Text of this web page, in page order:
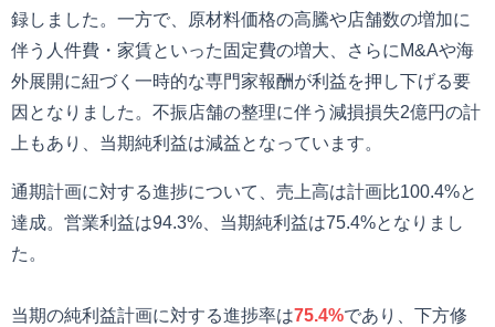
録しました。一方で、原材料価格の高騰や店舗数の増加に
伴う人件費・家賃といった固定費の増大、さらにM&Aや海
外展開に紐づく一時的な専門家報酬が利益を押し下げる要
因となりました。不振店舗の整理に伴う減損損失2億円の計
上もあり、当期純利益は減益となっています。
通期計画に対する進捗について、売上高は計画比100.4%と
達成。営業利益は94.3%、当期純利益は75.4%となりまし
た。
当期の純利益計画に対する進捗率は75.4%であり、下方修